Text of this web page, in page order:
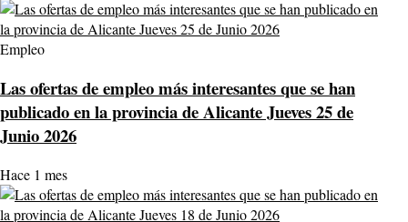
Empleo
Las ofertas de empleo más interesantes que se han
publicado en la provincia de Alicante Jueves 25 de
Junio 2026
Hace 1 mes